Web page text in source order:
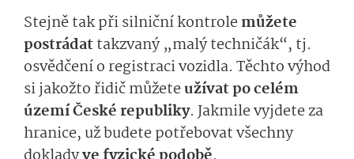
Stejně tak při silniční kontrolemůžete
postrádattakzvaný „malý techničák“, tj.
osvědčení o registraci vozidla. Těchto výhod
si jakožto řidič můžeteužívat po celém
území České republiky. Jakmile vyjdete za
hranice, už budete potřebovat všechny